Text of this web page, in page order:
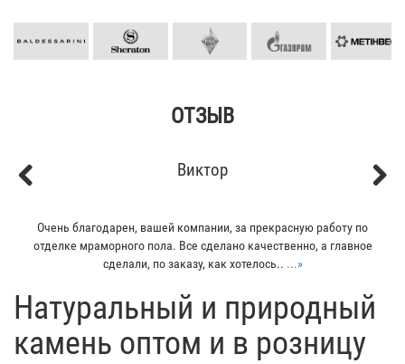
ОТЗЫВ
Кирилл
Мой отец заказывал плитку из гранита для своего дома. Больше
всего понравилось - индивидуальный подход к клиенту. Отец
остался очень доволен......»
​Натуральный и природный
камень оптом и в розницу